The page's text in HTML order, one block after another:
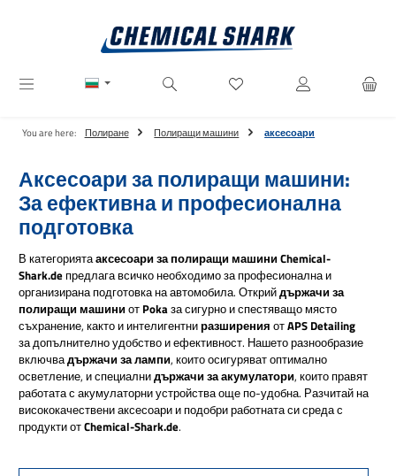
Имате 0 артикули от
You are here: Полиране Полиращи машини аксесоари
Аксесоари за полиращи машини:
За ефективна и професионална
подготовка
В категориятааксесоари за полиращи машиниChemical-
Shark.deпредлага всичко необходимо за професионална и
организирана подготовка на автомобила. Открийдържачи за
полиращи машиниот Pokaза сигурно и спестяващо място
съхранение, както и интелигентниразширения отAPS Detailing
за допълнително удобство и ефективност. Нашето разнообразие
включвадържачи за лампи, които осигуряват оптимално
осветление, и специалнидържачи за акумулатори, които правят
работата с акумулаторни устройства още по-удобна. Разчитай на
висококачествени аксесоари и подобри работната си среда с
продукти отChemical-Shark.de.